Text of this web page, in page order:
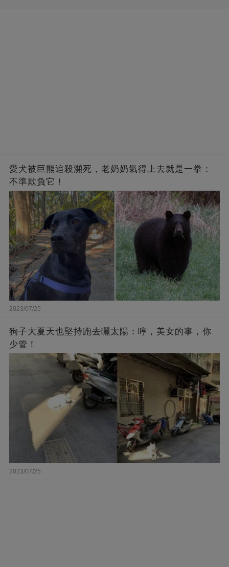
愛犬被巨熊追殺瀕死，老奶奶氣得上去就是一拳：
不準欺負它！
2023/07/25
狗子大夏天也堅持跑去曬太陽：哼，美女的事，你
少管！
2023/07/25